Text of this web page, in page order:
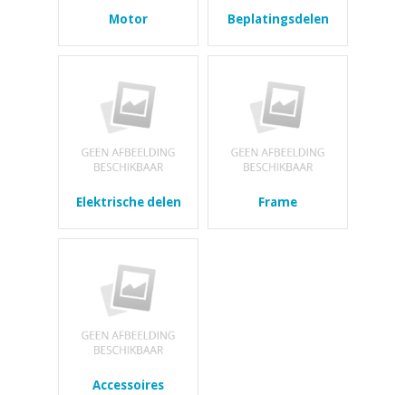
Motor Beplatingsdelen
Elektrische delen Frame
Accessoires